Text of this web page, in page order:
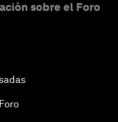
sobre el Foro